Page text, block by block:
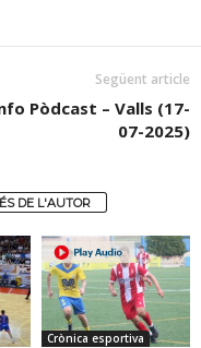
Següent article
Pòdcast – Valls (17-
07-2025)
DE L'AUTOR
Crònica esportiva